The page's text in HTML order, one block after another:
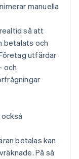
manuella
så att
betalats och
utfärdar
och
betalas kan
På så